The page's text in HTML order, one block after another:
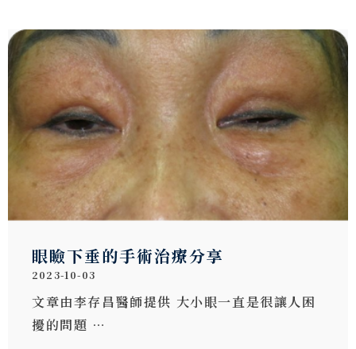
眼瞼下垂的手術治療分享
2023-10-03
文章由李存昌醫師提供 大小眼一直是很讓人困
擾的問題 …